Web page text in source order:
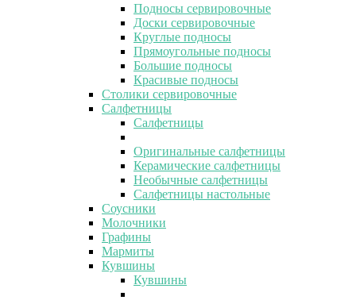
Подносы сервировочные
Доски сервировочные
Круглые подносы
Прямоугольные подносы
Большие подносы
Красивые подносы
Столики сервировочные
Салфетницы
Салфетницы
Оригинальные салфетницы
Керамические салфетницы
Необычные салфетницы
Салфетницы настольные
Соусники
Молочники
Графины
Мармиты
Кувшины
Кувшины